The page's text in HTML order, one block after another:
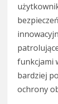
funkcjami
bardziej
ochrony